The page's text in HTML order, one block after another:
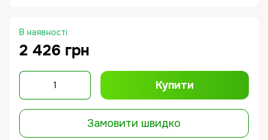
В наявності
2 426 грн
Купити
Замовити швидко